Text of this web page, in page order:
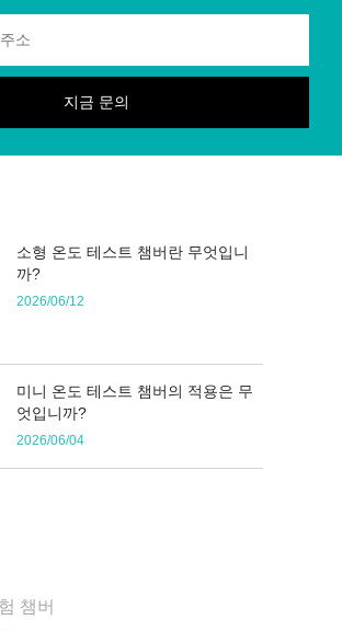
소형 온도 테스트 챔버란 무엇입니
까?
2026/06/12
미니 온도 테스트 챔버의 적용은 무
엇입니까?
2026/06/04
챔버